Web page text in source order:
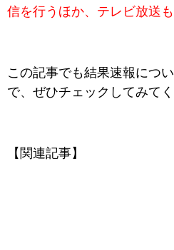
信を行うほか、テレビ放送も
この記事でも結果速報につ
で、ぜひチェックしてみてく
【関連記事】